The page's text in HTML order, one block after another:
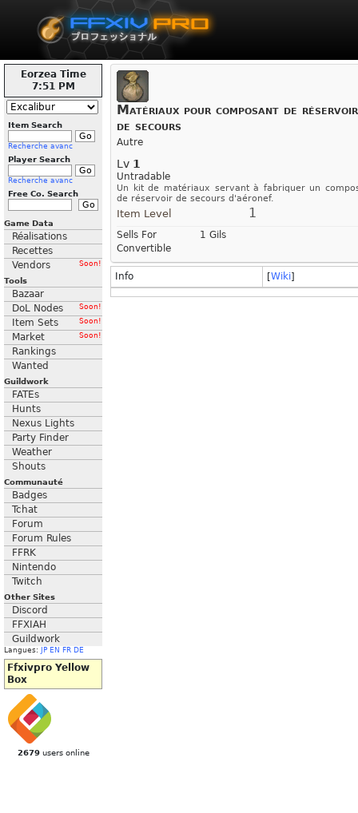
Eorzea Time
7:51 PM
Item Search
Recherche avanc
Player Search
Recherche avanc
Free Co. Search
Game Data
Réalisations
Recettes
Vendors
Soon!
Tools
Bazaar
DoL Nodes
Soon!
Item Sets Soon!
Market Soon!
Rankings
Wanted
Guildwork
FATEs
Hunts
Nexus Lights
Party Finder
Weather
Shouts
Communauté
Badges
Tchat
Forum
Forum Rules
FFRK
Nintendo
Twitch
Other Sites
Discord
FFXIAH
Guildwork
Langues: JP EN FR DE
Ffxivpro Yellow
Box
2679users online
Matériaux pour composant de réservoir
de secours
Autre
Lv 1
Untradable
Un kit de matériaux servant à fabriquer un
de réservoir de secours d'aéronef.
Item Level 1
Sells For
1 Gils
Convertible
Info [Wiki]